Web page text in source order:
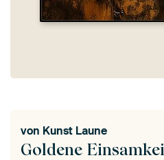
Goldene
von Kunst Laune